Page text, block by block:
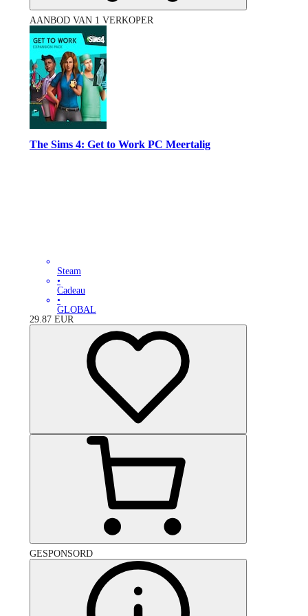
AANBOD VAN 1 VERKOPER
The Sims 4: Get to Work PC Meertalig
Steam
•
Cadeau
•
GLOBAL
29.87 EUR
GESPONSORD